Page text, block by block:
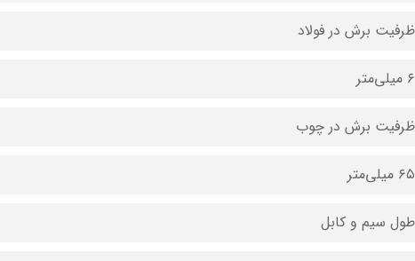
ظرفیت برش در فولاد
۶ میلی‌متر
ظرفیت برش در چوب
۶۵ میلی‌متر
طول سیم و کابل